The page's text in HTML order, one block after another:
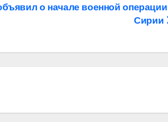
о начале военной
Сирии